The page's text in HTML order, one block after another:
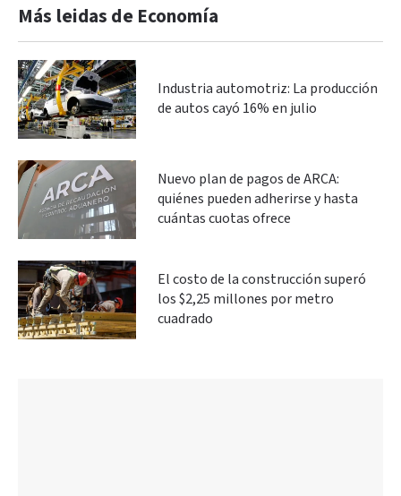
Más leidas de Economía
Industria automotriz: La producción
de autos cayó 16% en julio
Nuevo plan de pagos de ARCA:
quiénes pueden adherirse y hasta
cuántas cuotas ofrece
El costo de la construcción superó
los $2,25 millones por metro
cuadrado